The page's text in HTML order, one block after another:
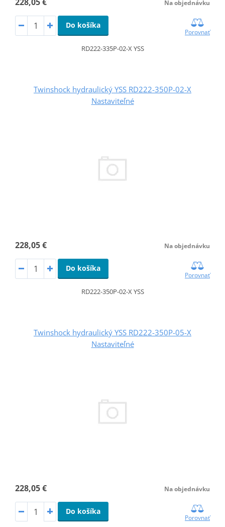
Na objednávku
Do košíka
Porovnať
RD222-335P-02-X YSS
Twinshock hydraulický YSS RD222-350P-02-X
Nastaviteľné
228,05 € Na objednávku
Do košíka
Porovnať
RD222-350P-02-X YSS
Twinshock hydraulický YSS RD222-350P-05-X
Nastaviteľné
228,05 € Na objednávku
Do košíka
Porovnať